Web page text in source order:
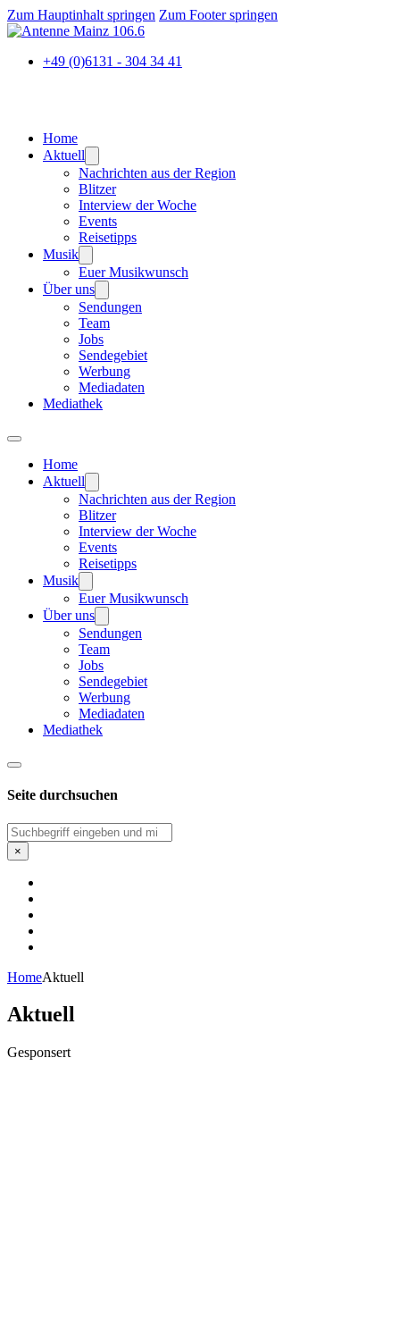
Zum Hauptinhalt springen Zum Footer springen
+49 (0)6131 - 304 34 41
Home
Aktuell
Nachrichten aus der Region
Blitzer
Interview der Woche
Events
Reisetipps
Musik
Euer Musikwunsch
Über uns
Sendungen
Team
Jobs
Sendegebiet
Werbung
Mediadaten
Mediathek
Home
Aktuell
Nachrichten aus der Region
Blitzer
Interview der Woche
Events
Reisetipps
Musik
Euer Musikwunsch
Über uns
Sendungen
Team
Jobs
Sendegebiet
Werbung
Mediadaten
Mediathek
Seite durchsuchen
Suchen
×
HomeAktuell
Aktuell
Gesponsert